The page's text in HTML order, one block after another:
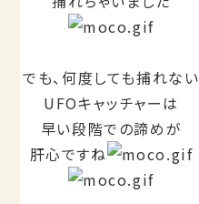
でも、何度しても捕れない
UFOキャッチャーは
早い段階での諦めが
肝心ですね